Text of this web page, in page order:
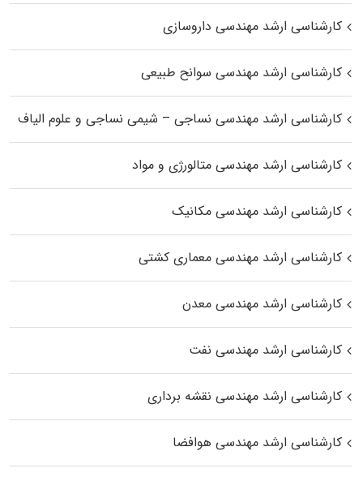
کارشناسی ارشد مهندسی داروسازی
کارشناسی ارشد مهندسی سوانح طبیعی
کارشناسی ارشد مهندسی نساجی – شیمی نساجی و علوم الیاف
کارشناسی ارشد مهندسی متالورژی و مواد
کارشناسی ارشد مهندسی مکانیک
کارشناسی ارشد مهندسی معماری کشتی
کارشناسی ارشد مهندسی معدن
کارشناسی ارشد مهندسی نفت
کارشناسی ارشد مهندسی نقشه برداری
کارشناسی ارشد مهندسی هوافضا